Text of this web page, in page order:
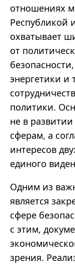
отношениях
Республикой
охватывает
от
энергетики и
политики.
не в
сферам, а
интересов
единого
Одним из
является
сфере
с этим,
зрения.